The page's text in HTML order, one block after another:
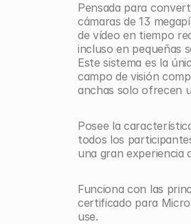
Pensada para
cámaras de 13
de vídeo en tiempo
incluso en pequeñas
Este sistema es la
campo de visión
anchas solo ofrecen
Posee la
todos los
una gran experiencia
Funciona con las
certificado para
use.